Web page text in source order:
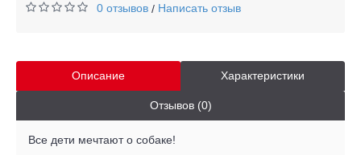
0 отзывов / Написать отзыв
Описание Характеристики
Отзывов (0)
Все дети мечтают о собаке!